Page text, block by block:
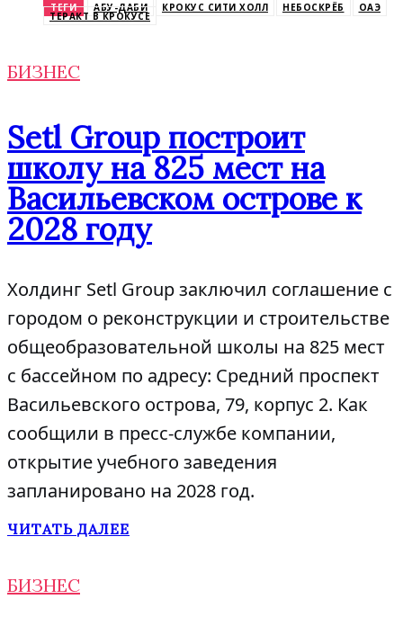
ТЕГИ АБУ-ДАБИ КРОКУС СИТИ ХОЛЛ НЕБОСКРЁБ ОАЭ
ТЕРАКТ В КРОКУСЕ
БИЗНЕС
Setl Group построит
школу на 825 мест на
Васильевском острове к
2028 году
Холдинг Setl Group заключил соглашение с
городом о реконструкции и строительстве
общеобразовательной школы на 825 мест
с бассейном по адресу: Средний проспект
Васильевского острова, 79, корпус 2. Как
сообщили в пресс-службе компании,
открытие учебного заведения
запланировано на 2028 год.
ЧИТАТЬ ДАЛЕЕ
БИЗНЕС